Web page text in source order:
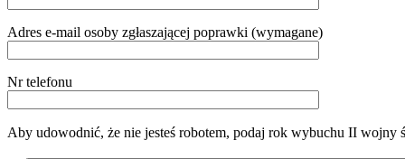
Adres e-mail osoby zgłaszającej poprawki (wymagane)
Nr telefonu
Aby udowodnić, że nie jesteś robotem, podaj rok wybuchu II wojny